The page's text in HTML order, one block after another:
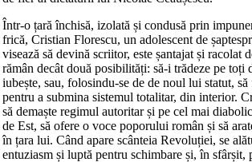
Într-o țară închisă, izolată și condusă prin
frică, Cristian Florescu, un adolescent de
visează să devină scriitor, este șantajat și racolat
rămân decât două posibilități: să-i trădeze pe
iubește, sau, folosindu-se de de noul lui statut, să
pentru a submina sistemul totalitar, din interior.
să demaște regimul autoritar și pe cel mai
de Est, să ofere o voce poporului român și să
în țara lui. Când apare scânteia Revoluției, se
entuziasm și luptă pentru schimbare și, în sfârșit,